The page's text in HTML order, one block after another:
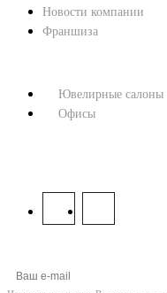
Новости компании
Франшиза
Ювелирные салоны
Офисы